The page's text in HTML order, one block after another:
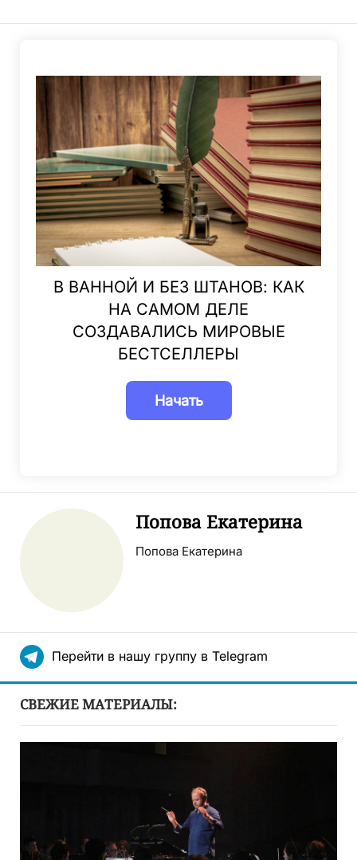
В ВАННОЙ И БЕЗ ШТАНОВ: КАК
НА САМОМ ДЕЛЕ
СОЗДАВАЛИСЬ МИРОВЫЕ
БЕСТСЕЛЛЕРЫ
Попова Екатерина
Попова Екатерина
Перейти в нашу группу в Telegram
СВЕЖИЕ МАТЕРИАЛЫ: